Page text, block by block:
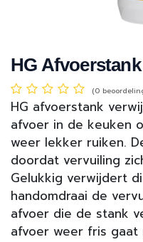
HG
(0
HG afvoerstank
afvoer in de keuken
weer lekker ruiken.
doordat vervuiling
Gelukkig verwijdert
handomdraai de
afvoer die de stank
afvoer weer fris gaat